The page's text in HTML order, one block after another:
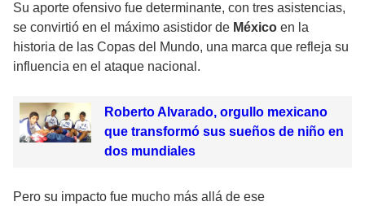
Su aporte ofensivo fue determinante, con tres asistencias,
se convirtió en el máximo asistidor de México en la
historia de las Copas del Mundo, una marca que refleja su
influencia en el ataque nacional.
Roberto Alvarado, orgullo mexicano
que transformó sus sueños de niño en
dos mundiales
Pero su impacto fue mucho más allá de ese